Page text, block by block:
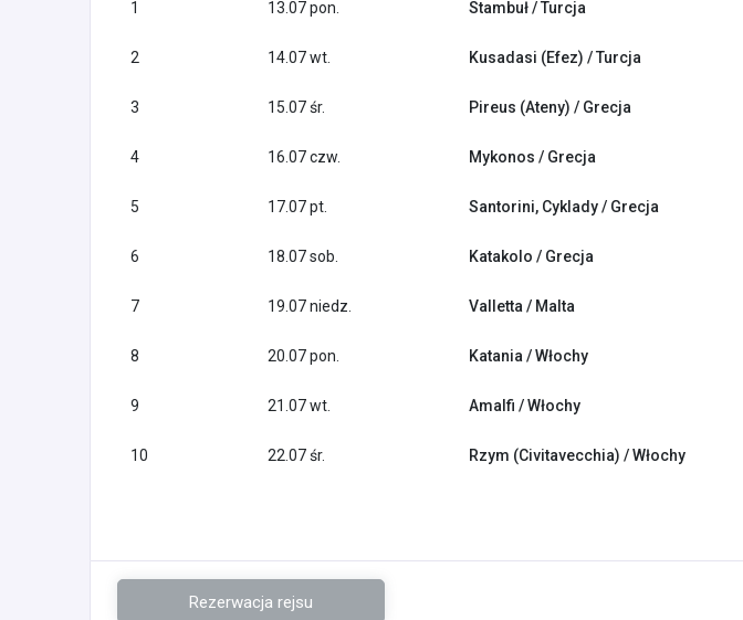
1 13.07 pon. Stambuł / Turcja
2 14.07 wt. Kusadasi (Efez) / Turcja
3 15.07 śr. Pireus (Ateny) / Grecja
4 16.07 czw. Mykonos / Grecja
5 17.07 pt. Santorini, Cyklady / Grecja
6 18.07 sob. Katakolo / Grecja
7 19.07 niedz. Valletta / Malta
8 20.07 pon. Katania / Włochy
9 21.07 wt. Amalfi / Włochy
10 22.07 śr. Rzym (Civitavecchia) / Włochy
Rezerwacja rejsu